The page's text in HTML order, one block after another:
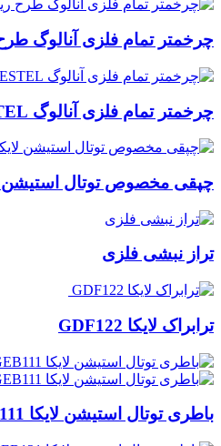
چرخمتر تمام فلزی آنالوگ
چرخمتر تمام فلزی آنالوگ NESTEL آلمان اورجینال
چپقی مخصوص توتال استیشن
تراز نبشی فلزی
ترابراک لایکا GDF122
باطری توتال استیشن لایکا GEB111